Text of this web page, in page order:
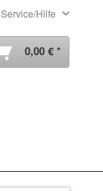
Service/Hilfe
0,00 € *